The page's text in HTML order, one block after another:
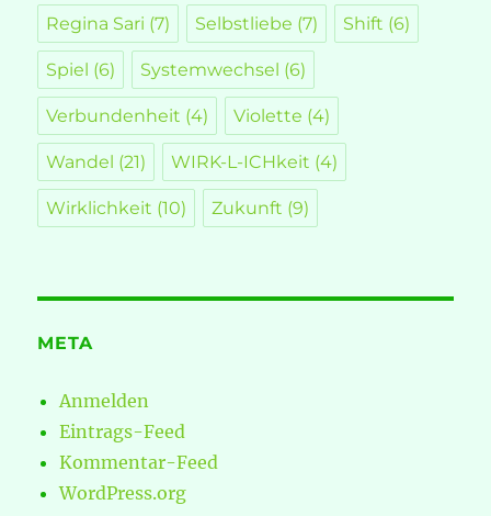
Regina Sari (7) Selbstliebe (7) Shift (6)
Spiel (6) Systemwechsel (6)
Verbundenheit (4) Violette (4)
Wandel (21) WIRK-L-ICHkeit (4)
Wirklichkeit (10) Zukunft (9)
META
Anmelden
Eintrags-Feed
Kommentar-Feed
WordPress.org